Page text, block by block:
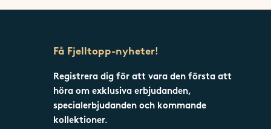
Få Fjelltopp-nyheter!
Registrera dig för att vara den första att
höra om exklusiva erbjudanden,
specialerbjudanden och kommande
kollektioner.